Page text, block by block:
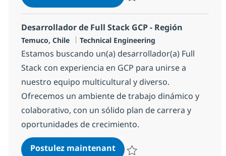
Desarrollador de Full Stack GCP - Región
Localisation
Temuco, Chile Catégorie
Technical Engineering
Estamos buscando un(a) desarrollador(a) Full
Stack con experiencia en GCP para unirse a
nuestro equipo multicultural y diverso.
Ofrecemos un ambiente de trabajo dinámico y
colaborativo, con un sólido plan de carrera y
oportunidades de crecimiento.
Postulez maintenantDesarrollador de Full Stack